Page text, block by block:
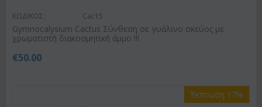
ΚΩΔΙΚΟΣ: Cac15
Gymnocalysium Cactus Σύνθεση σε γυάλινο σκεύος με
χρωματιστή διακοσμητική άμμο !!!
€50.00
Έκπτωση 17%